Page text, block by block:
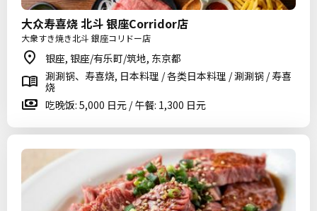
大众寿喜烧 北斗 银座Corridor店
大衆すき焼き北斗 銀座コリドー店
银座, 银座/有乐町/筑地, 东京都
涮涮锅、寿喜烧, 日本料理 / 各类日本料理 / 涮涮锅 / 寿喜
烧
吃晚饭: 5,000 日元 / 午餐: 1,300 日元